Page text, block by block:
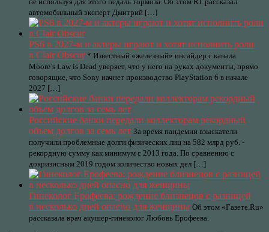
автомобильный эксперт Дмитрий […]
PS6 в 2027-м и актеры играют и хотят исполнить роли
в Clair Obscur * Известный «железный» инсайдер с канала
Moore’s Law is Dead уверяет, что у него на руках документы, прямо
говорящие, что Sony начнет производство PlayStation 6 в начале
2027 […]
Российские банки передали коллекторам рекордный
объем долгов за семь лет За время пандемии взыскатели
получили проблемные долги физических лиц на 582 млрд руб. -
рекордную сумму как минимум с 2013 года. По сравнению с
докризисным 2019 годом количество новых дел […]
Гинеколог Ерофеева: рождение близнецов с разницей
в несколько дней опасно для женщины Об этом «Газете.Ru»
рассказала врач акушер-гинеколог Любовь Ерофеева.